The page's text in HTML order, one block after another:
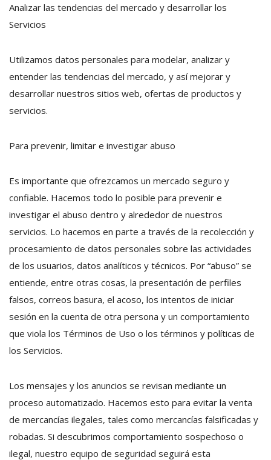
Analizar las tendencias del mercado y desarrollar los
Servicios
Utilizamos datos personales para modelar, analizar y
entender las tendencias del mercado, y así mejorar y
desarrollar nuestros sitios web, ofertas de productos y
servicios.
Para prevenir, limitar e investigar abuso
Es importante que ofrezcamos un mercado seguro y
confiable. Hacemos todo lo posible para prevenir e
investigar el abuso dentro y alrededor de nuestros
servicios. Lo hacemos en parte a través de la recolección y
procesamiento de datos personales sobre las actividades
de los usuarios, datos analíticos y técnicos. Por “abuso” se
entiende, entre otras cosas, la presentación de perfiles
falsos, correos basura, el acoso, los intentos de iniciar
sesión en la cuenta de otra persona y un comportamiento
que viola los Términos de Uso o los términos y políticas de
los Servicios.
Los mensajes y los anuncios se revisan mediante un
proceso automatizado. Hacemos esto para evitar la venta
de mercancías ilegales, tales como mercancías falsificadas y
robadas. Si descubrimos comportamiento sospechoso o
ilegal, nuestro equipo de seguridad seguirá esta